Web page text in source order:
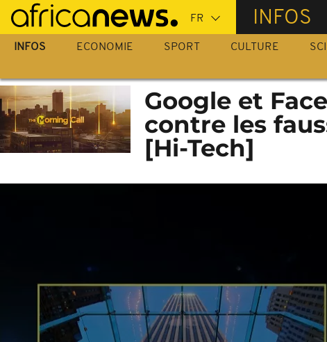
Passer
au
contenu
INFOS
INFOS ECONOMIE SPORT CULTURE
Google et
contre les
[Hi-Tech]